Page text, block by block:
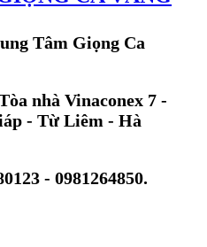
Tâm Giọng Ca
nhà Vinaconex 7 -
- Từ Liêm - Hà
- 0981264850.